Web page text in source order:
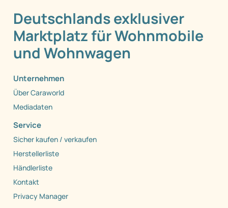
Deutschlands exklusiver
Marktplatz für Wohnmobile
und Wohnwagen
Unternehmen
Über Caraworld
Mediadaten
Service
Sicher kaufen / verkaufen
Herstellerliste
Händlerliste
Kontakt
Privacy Manager